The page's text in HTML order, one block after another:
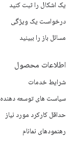
یک اشکال را ثبت کنید
درخواست یک ویژگی
مسائل باز را ببینید
اطلاعات محصول
شرایط خدمات
سیاست های توسعه دهنده
حداقل کارکرد مورد نیاز
رهنمودهای نمانام